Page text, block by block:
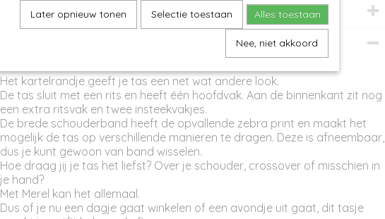
Specificaties
39 x 14 x 25 cm
Het kartelrandje geeft je tas een net wat andere look.
De tas sluit met een rits en heeft één hoofdvak. Aan de binnenkant zit nog
een extra ritsvak en twee insteekvakjes.
De brede schouderband heeft de opvallende zebra print en maakt het
mogelijk de tas op verschillende manieren te dragen. Deze is afneembaar,
dus je kunt gewoon van band wisselen.
Hoe draag jij je tas het liefst? Over je schouder, crossover of misschien in
je hand?
Met Merel kan het allemaal.
Dus of je nu een dagje gaat winkelen of een avondje uit gaat, dit tasje
Later opnieuw tonen Selectie toestaan Alles toestaan
Nee, niet akkoord